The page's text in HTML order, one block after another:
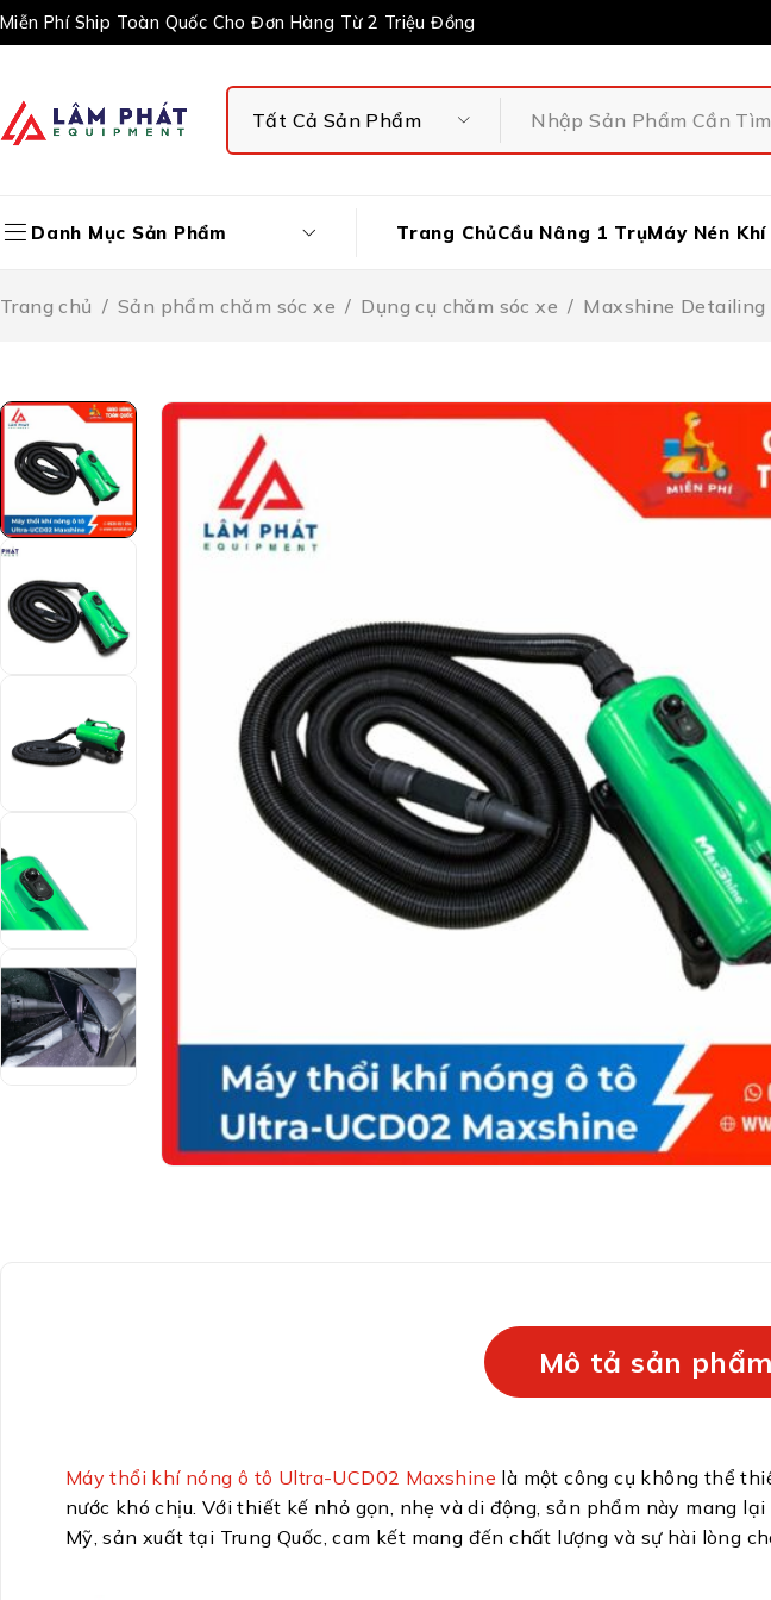
Miễn Phí Ship Toàn Quốc Cho Đơn Hàng Từ 2 Triệu Đồng
Danh Mục Sản Phẩm Trang ChủCầu Nâng 1 TrụMáy Nén Khí
Trang chủ / Sản phẩm chăm sóc xe / Dụng cụ chăm sóc xe / Maxshine Detailing
Mô tả sản phẩm
Máy thổi khí nóng ô tô Ultra-UCD02 Maxshine là một công cụ không thể
nước khó chịu. Với thiết kế nhỏ gọn, nhẹ và di động, sản phẩm này mang
Mỹ, sản xuất tại Trung Quốc, cam kết mang đến chất lượng và sự hài lòng